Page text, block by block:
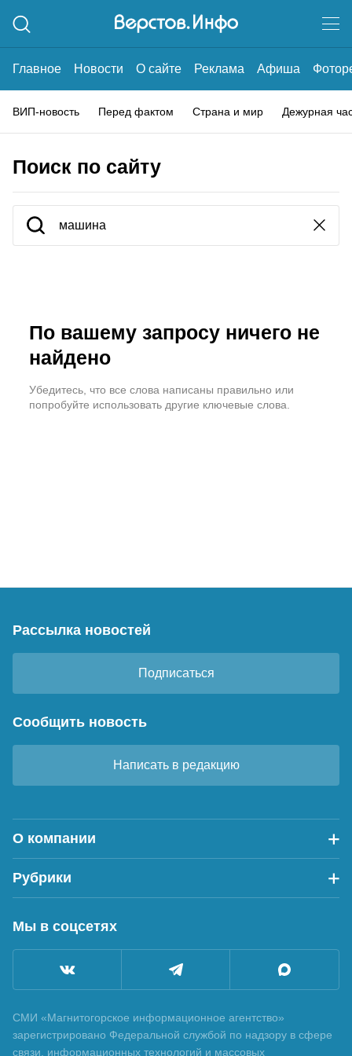
Главное Новости О сайте Реклама Афиша
ВИП-новость Перед фактом Страна и мир Дежурная
Поиск по сайту
По вашему запросу ничего не
найдено
Убедитесь, что все слова написаны правильно или
попробуйте использовать другие ключевые слова.
Рассылка новостей
Подписаться
Сообщить новость
Написать в редакцию
О компании
Рубрики
Мы в соцсетях
СМИ «Магнитогорское информационное агентство»
зарегистрировано Федеральной службой по надзору в сфере
связи, информационных технологий и массовых